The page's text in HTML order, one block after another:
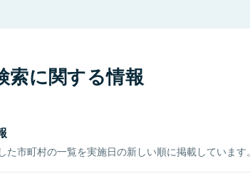
索に関する情報
た市町村の一覧を実施日の新しい順に掲載しています。